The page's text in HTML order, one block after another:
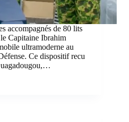
accompagnés de 80 lits
Capitaine Ibrahim
ultramoderne au
Ce dispositif recu